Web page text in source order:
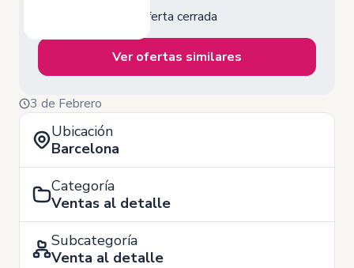
Oferta cerrada
Ver ofertas similares
3 de Febrero
Ubicación
Barcelona
Categoría
Ventas al detalle
Subcategoría
Venta al detalle